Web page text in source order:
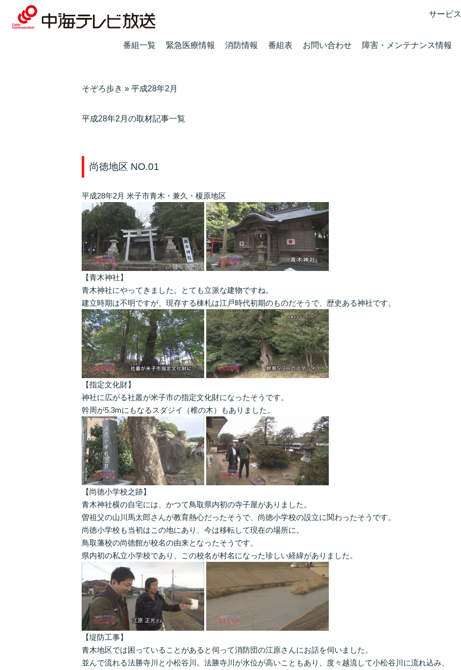
サービス
番組一覧 緊急医療情報 消防情報 番組表 お問い合わせ 障害・メンテナンス情報
そぞろ歩き » 平成28年2月
平成28年2月の取材記事一覧
尚徳地区 NO.01
平成28年2月 米子市青木・兼久・榎原地区
【青木神社】
青木神社にやってきました。とても立派な建物ですね。
建立時期は不明ですが、現存する棟札は江戸時代初期のものだそうで、歴史ある神社です。
【指定文化財】
神社に広がる社叢が米子市の指定文化財になったそうです。
幹周が5.3mにもなるスダジイ（椎の木）もありました。
【尚徳小学校之跡】
青木神社横の自宅には、かつて鳥取県内初の寺子屋がありました。
曽祖父の山川馬太郎さんが教育熱心だったそうで、尚徳小学校の設立に関わったそうです。
尚徳小学校も当初はこの地にあり、今は移転して現在の場所に。
鳥取藩校の尚徳館が校名の由来となったそうです。
県内初の私立小学校であり、この校名が村名になった珍しい経緯がありました。
【堤防工事】
青木地区では困っていることがあると伺って消防団の江原さんにお話を伺いました。
並んで流れる法勝寺川と小松谷川。法勝寺川が水位が高いこともあり、度々越流して小松谷川に流れ込み、